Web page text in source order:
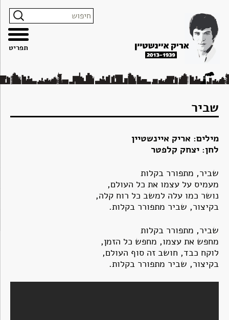
האתר
הצהרת
נגישות
לתוכן
קשר
שביר
מילים: אריק איינשטיין
לחן: יצחק קלפטר
שביר, מתפורר בקלות
מעמיס על עצמו את כל העולם,
נושר כמו עלה למשב כל רוח קלה,
בקיצור, שביר מתפורר בקלות.
שביר, מתפורר בקלות
מחפש את עצמו, מחפש כל הזמן,
לוקח כבד, חושב זה סוף העולם,
בקיצור, שביר מתפורר בקלות.
תפריט